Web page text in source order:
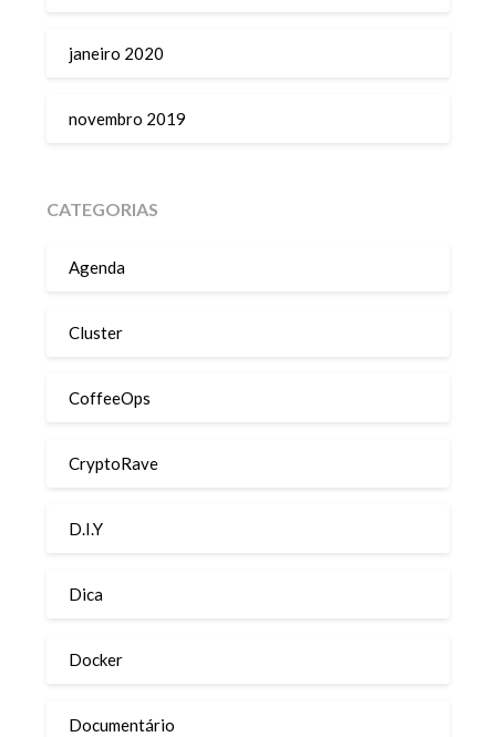
janeiro 2020
novembro 2019
CATEGORIAS
Agenda
Cluster
CoffeeOps
CryptoRave
D.I.Y
Dica
Docker
Documentário